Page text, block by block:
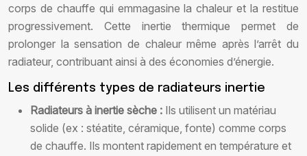
corps de chauffe qui emmagasine la chaleur et la restitue
progressivement. Cette inertie thermique permet de
prolonger la sensation de chaleur même après l’arrêt du
radiateur, contribuant ainsi à des économies d’énergie.
Les différents types de radiateurs inertie
Radiateurs à inertie sèche : Ils utilisent un matériau
solide (ex : stéatite, céramique, fonte) comme corps
de chauffe. Ils montent rapidement en température et